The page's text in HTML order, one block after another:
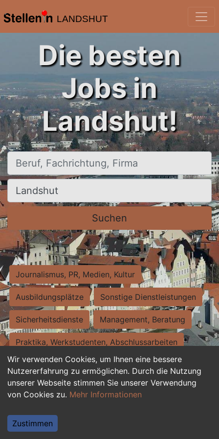
LANDSHUT
Wir verwenden Cookies, um Ihnen eine bessere
Nutzererfahrung zu ermöglichen. Durch die Nutzung
unserer Webseite stimmen Sie unserer Verwendung
von Cookies zu. Mehr Informationen
Zustimmen
Die besten
Jobs in
Landshut!
Beruf, Fachrichtung, Firma
Ort, Stadt
Suchen
Journalismus, PR, Medien, Kultur
Ausbildungsplätze Sonstige Dienstleistungen
Sicherheitsdienste Management, Beratung
Praktika, Werkstudenten, Abschlussarbeiten
Personalwesen Assistenz, Sekretariat
Hilfskräfte, Aushilfs- und Nebenjobs
Weiterbildung, Studium, duale Ausbildung